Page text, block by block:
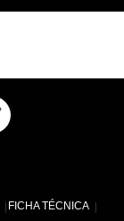
FICHA TÉCNICA